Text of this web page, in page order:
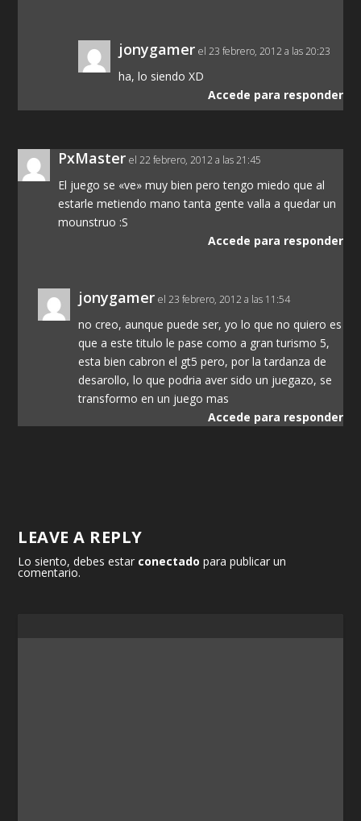
jonygamer el 23 febrero, 2012 a las 20:23
ha, lo siendo XD
Accede para responder
PxMaster el 22 febrero, 2012 a las 21:45
El juego se «ve» muy bien pero tengo miedo que al
estarle metiendo mano tanta gente valla a quedar un
mounstruo :S
Accede para responder
jonygamer el 23 febrero, 2012 a las 11:54
no creo, aunque puede ser, yo lo que no quiero es
que a este titulo le pase como a gran turismo 5,
esta bien cabron el gt5 pero, por la tardanza de
desarollo, lo que podria aver sido un juegazo, se
transformo en un juego mas
Accede para responder
LEAVE A REPLY
Lo siento, debes estar conectado para publicar un
comentario.